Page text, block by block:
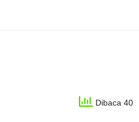
Dibaca 40